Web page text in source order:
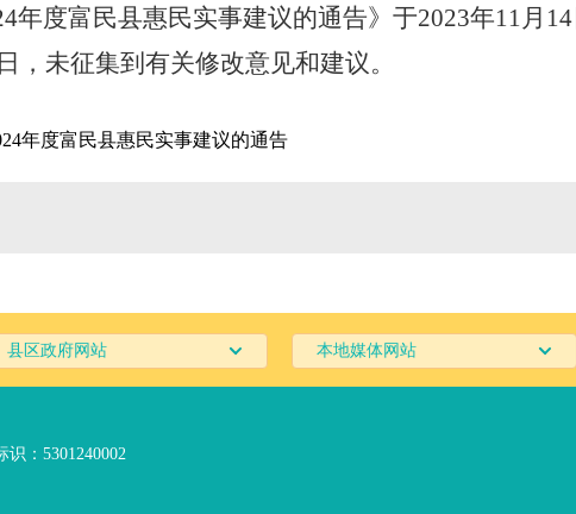
年度富民县惠民实事建议的通告》 于2023年11月 14
日，未征集到有关修改意见和建议。
年度富民县惠民实事建议的通告
县区政府网站 本地媒体网站
识：5301240002